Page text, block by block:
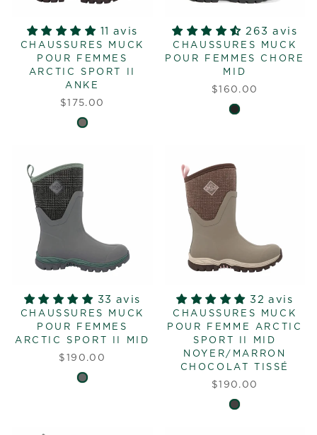
11 avis
CHAUSSURES MUCK
POUR FEMMES
ARCTIC SPORT II
ANKE
$175.00
263 avis
CHAUSSURES MUCK
POUR FEMMES CHORE
MID
$160.00
33 avis
CHAUSSURES MUCK
POUR FEMMES
ARCTIC SPORT II MID
$190.00
32 avis
CHAUSSURES MUCK
POUR FEMME ARCTIC
SPORT II MID
NOYER/MARRON
CHOCOLAT TISSÉ
$190.00